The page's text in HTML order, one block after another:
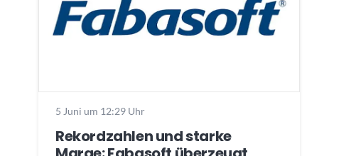
5 Juni um 12:29 Uhr
Rekordzahlen und starke